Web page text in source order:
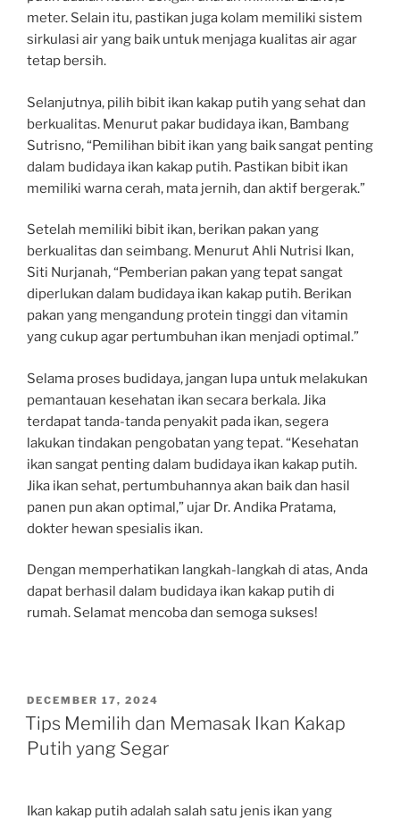
meter. Selain itu, pastikan juga kolam memiliki sistem
sirkulasi air yang baik untuk menjaga kualitas air agar
tetap bersih.
Selanjutnya, pilih bibit ikan kakap putih yang sehat dan
berkualitas. Menurut pakar budidaya ikan, Bambang
Sutrisno, “Pemilihan bibit ikan yang baik sangat penting
dalam budidaya ikan kakap putih. Pastikan bibit ikan
memiliki warna cerah, mata jernih, dan aktif bergerak.”
Setelah memiliki bibit ikan, berikan pakan yang
berkualitas dan seimbang. Menurut Ahli Nutrisi Ikan,
Siti Nurjanah, “Pemberian pakan yang tepat sangat
diperlukan dalam budidaya ikan kakap putih. Berikan
pakan yang mengandung protein tinggi dan vitamin
yang cukup agar pertumbuhan ikan menjadi optimal.”
Selama proses budidaya, jangan lupa untuk melakukan
pemantauan kesehatan ikan secara berkala. Jika
terdapat tanda-tanda penyakit pada ikan, segera
lakukan tindakan pengobatan yang tepat. “Kesehatan
ikan sangat penting dalam budidaya ikan kakap putih.
Jika ikan sehat, pertumbuhannya akan baik dan hasil
panen pun akan optimal,” ujar Dr. Andika Pratama,
dokter hewan spesialis ikan.
Dengan memperhatikan langkah-langkah di atas, Anda
dapat berhasil dalam budidaya ikan kakap putih di
rumah. Selamat mencoba dan semoga sukses!
POSTED
ON
DECEMBER 17, 2024
Tips Memilih dan Memasak Ikan Kakap
Putih yang Segar
Ikan kakap putih adalah salah satu jenis ikan yang